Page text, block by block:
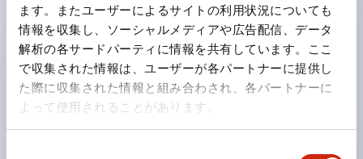
ます。またユーザーによるサイトの利用状況についても
情報を収集し、ソーシャルメディアや広告配信、データ
解析の各サードパーティに情報を共有しています。ここ
で収集された情報は、ユーザーが各パートナーに提供し
た際に収集された情報と組み合わされ、各パートナーに
よって使用されることがあります。
ワールドワイドなニーズに対応する各種電圧を完備。
1つで6色の役をこなすLED球（LSRD球）。これまで色
ごとに分かれていたLED球を、1色のLED球で各色を表
現できるようにしました。
カラーユニバーサルデザインに対応。表示灯（角平形）
の点灯/消灯の認識および、点灯時のランプ色の識別が